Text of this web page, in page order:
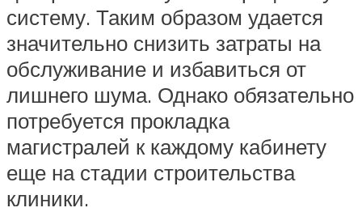
систему. Таким образом удается
значительно снизить затраты на
обслуживание и избавиться от
лишнего шума. Однако обязательно
потребуется прокладка
магистралей к каждому кабинету
еще на стадии строительства
клиники.